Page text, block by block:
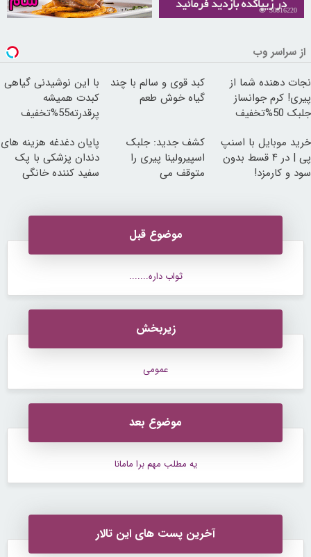
30816220
30255088
از سراسر وب
نجات دهنده شما از
پیری! کرم جوانساز
جلبک 50%تخفیف
کبد قوی و سالم با چند
گیاه خوش طعم
با این نوشیدنی گیاهی
کبدت همیشه
پرقدرته55%تخفیف
خرید موبایل با اسنپ
پی | در ۴ قسط بدون
سود و کارمزد!
کشف جدید: جلبک
اسپیرولینا پیری را
متوقف می
پایان دغدغه هزینه های
دندان پزشکی با پک
سفید کننده خانگی
موضوع قبل
ثواب داره.......
زیربخش
عمومی
موضوع بعد
یه مطلب مهم برا مامانا
آخرین پست های این تالار